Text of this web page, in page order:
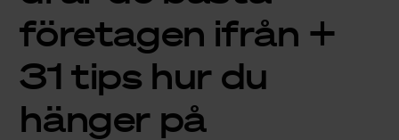
företagen ifrån +
31 tips hur du
hänger på